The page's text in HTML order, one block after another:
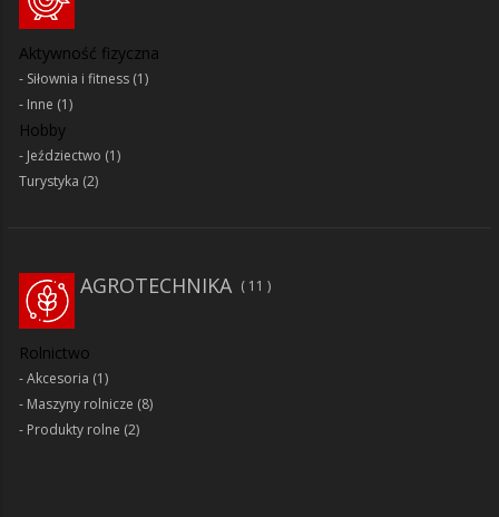
Aktywność fizyczna
Siłownia i fitness (1)
Inne (1)
Hobby
Jeździectwo (1)
Turystyka (2)
AGROTECHNIKA 11
Rolnictwo
Akcesoria (1)
Maszyny rolnicze (8)
Produkty rolne (2)